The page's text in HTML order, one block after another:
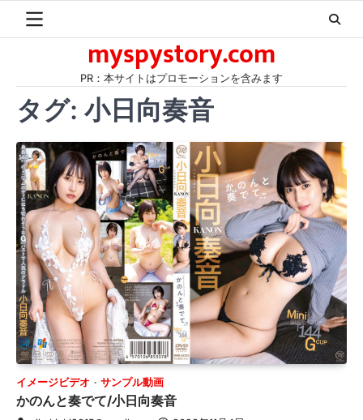
myspystory.com
PR：本サイトはプロモーションを含みます
タグ: 小日向奏音
イメージビデオ サンプル動画
かのんと奏でて/小日向奏音